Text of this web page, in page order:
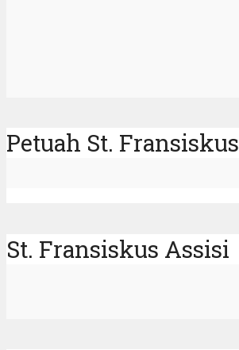
Petuah St. Fransiskus
St. Fransiskus Assisi